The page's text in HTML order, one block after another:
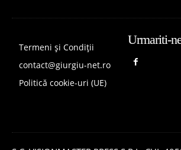
Termeni și Condiții
contact@giurgiu-net.ro
Politică cookie-uri (UE)
Urmariti-